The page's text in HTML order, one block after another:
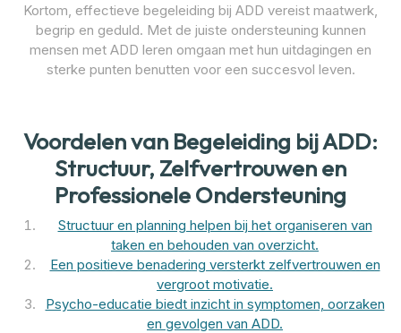
Kortom, effectieve begeleiding bij ADD vereist maatwerk,
begrip en geduld. Met de juiste ondersteuning kunnen
mensen met ADD leren omgaan met hun uitdagingen en
sterke punten benutten voor een succesvol leven.
Voordelen van Begeleiding bij ADD:
Structuur, Zelfvertrouwen en
Professionele Ondersteuning
Structuur en planning helpen bij het organiseren van
taken en behouden van overzicht.
Een positieve benadering versterkt zelfvertrouwen en
vergroot motivatie.
Psycho-educatie biedt inzicht in symptomen, oorzaken
en gevolgen van ADD.